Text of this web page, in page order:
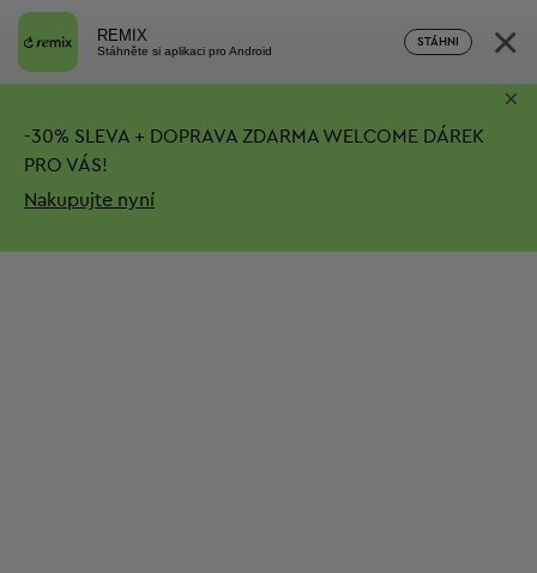
REMIX
Stáhněte si aplikaci pro Android
STÁHNI ×
-30% SLEVA + DOPRAVA ZDARMA WELCOME DÁREK
PRO VÁS!
Nakupujte nyní
×